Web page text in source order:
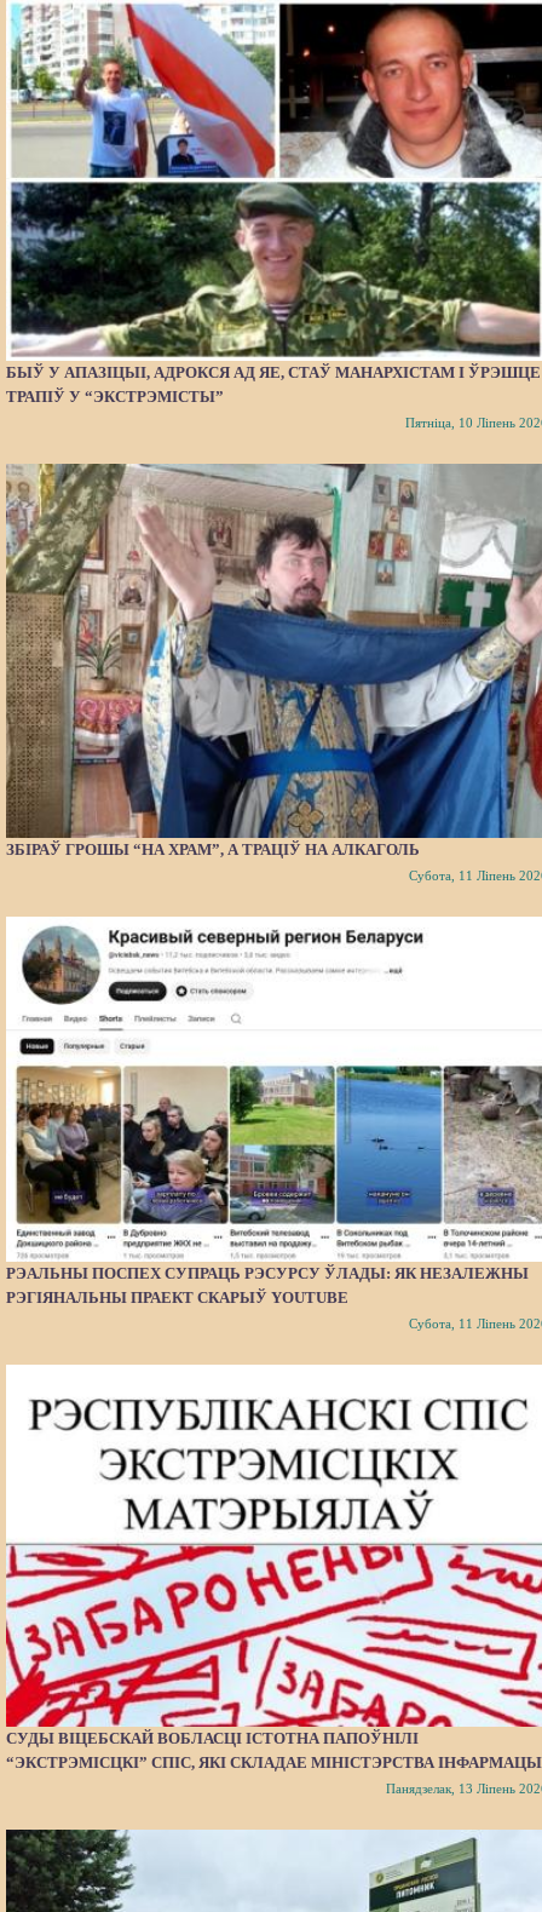
БЫЎ У АПАЗІЦЫІ, АДРОКСЯ АД ЯЕ, СТАЎ МАНАРХІСТАМ І ЎРЭШЦЕ
ТРАПІЎ У “ЭКСТРЭМІСТЫ”
Пятніца, 10 Ліпень
ЗБІРАЎ ГРОШЫ “НА ХРАМ”, А ТРАЦІЎ НА АЛКАГОЛЬ
Субота, 11 Ліпень
РЭАЛЬНЫ ПОСПЕХ СУПРАЦЬ РЭСУРСУ ЎЛАДЫ: ЯК НЕЗАЛЕЖНЫ
РЭГІЯНАЛЬНЫ ПРАЕКТ СКАРЫЎ YOUTUBE
Субота, 11 Ліпень
СУДЫ ВІЦЕБСКАЙ ВОБЛАСЦІ ІСТОТНА ПАПОЎНІЛІ
“ЭКСТРЭМІСЦКІ” СПІС, ЯКІ СКЛАДАЕ МІНІСТЭРСТВА
Панядзелак, 13 Ліпень